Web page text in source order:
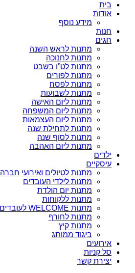
בית
אודות
מידע נוסף
חנות
חגים
מתנות לראש השנה
מתנות לחנוכה
מתנות לט”ו בשבט
מתנות לפורים
מתנות לפסח
מתנות לשבועות
מתנות ליום האישה
מתנות ליום המשפחה
מתנות ליום העצמאות
מתנות לתחילת שנה
מתנות לסוף שנה
מתנות ליום האהבה
ילדים
עיסקיים
מתנות לטיולים ואירועי חברה
מתנות לילדי העובדים
מתנות יום הולדת
מתנות ללקוחות
מתנות WELCOME לעובדים
מתנות לחורף
מתנות קיץ
ביגוד ממותג
אירועים
סל קניות
יצירת קשר